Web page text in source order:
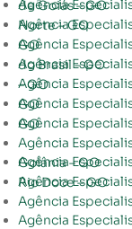
Agência Especialista na Criação de Site em Alto Paraíso de Goiás – GO
Agência Especialista na Criação de Site em Alvorada do Norte – GO
Agência Especialista na Criação de Site em Amaralina – GO
Agência Especialista na Criação de Site em Americano do Brasil – GO
Agência Especialista na Criação de Site em Amorinópolis – GO
Agência Especialista na Criação de Site em Anápolis – GO
Agência Especialista na Criação de Site em Anhanguera – GO
Agência
Agência Especialista na Criação de Site em Aparecida de Goiânia – GO
Agência Especialista na Criação de Site em Aparecida do Rio Doce – GO
Agência
Agência